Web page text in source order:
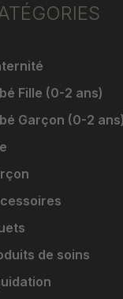
Fille (0-2 ans)
Garçon (0-2 ans)
de soins